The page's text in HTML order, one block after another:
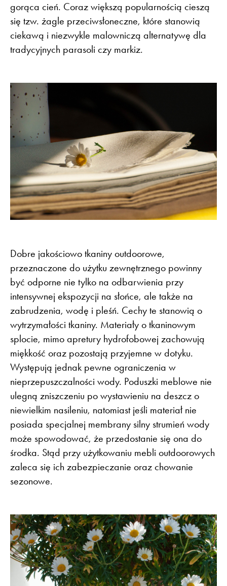
gorąca cień. Coraz większą popularnością cieszą
się tzw. żagle przeciwsłoneczne, które stanowią
ciekawą i niezwykle malowniczą alternatywę dla
tradycyjnych parasoli czy markiz.
Dobre jakościowo tkaniny outdoorowe,
przeznaczone do użytku zewnętrznego powinny
być odporne nie tylko na odbarwienia przy
intensywnej ekspozycji na słońce, ale także na
zabrudzenia, wodę i pleśń. Cechy te stanowią o
wytrzymałości tkaniny. Materiały o tkaninowym
splocie, mimo apretury hydrofobowej zachowują
miękkość oraz pozostają przyjemne w dotyku.
Występują jednak pewne ograniczenia w
nieprzepuszczalności wody. Poduszki meblowe nie
ulegną zniszczeniu po wystawieniu na deszcz o
niewielkim nasileniu, natomiast jeśli materiał nie
posiada specjalnej membrany silny strumień wody
może spowodować, że przedostanie się ona do
środka. Stąd przy użytkowaniu mebli outdoorowych
zaleca się ich zabezpieczanie oraz chowanie
sezonowe.